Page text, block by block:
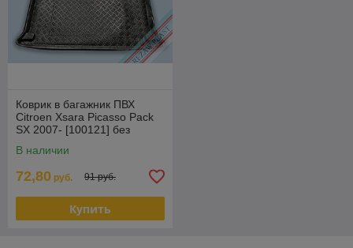
Коврик в багажник ПВХ
Citroen Xsara Picasso Pack
SX 2007- [100121] без
багажни
В наличии
72,80 руб. 91 руб.
Купить